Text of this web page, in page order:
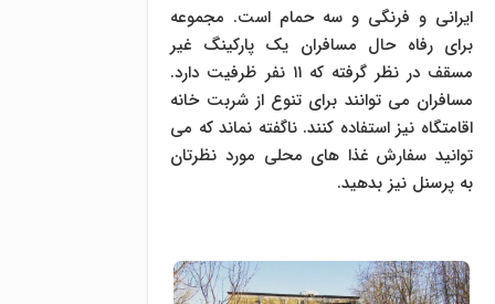
ایرانی و فرنگی و سه حمام است. مجموعه
برای رفاه حال مسافران یک پارکینگ غیر
مسقف در نظر گرفته که ۱۱ نفر ظرفیت دارد.
مسافران می توانند برای تنوع از شربت خانه
اقامتگاه نیز استفاده کنند. ناگفته نماند که می
توانید سفارش غذا های محلی مورد نظرتان
به پرسنل نیز بدهید.